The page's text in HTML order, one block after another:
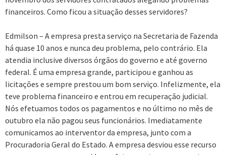
financeiros. Como ficou a situação desses servidores?
Edmilson – A empresa presta serviço na Secretaria de Fazenda
há quase 10 anos e nunca deu problema, pelo contrário. Ela
atendia inclusive diversos órgãos do governo e até governo
federal. É uma empresa grande, participou e ganhou as
licitações e sempre prestou um bom serviço. Infelizmente, ela
teve problema financeiro e entrou em recuperação judicial.
Nós efetuamos todos os pagamentos e no último no mês de
outubro ela não pagou seus funcionários. Imediatamente
comunicamos ao interventor da empresa, junto com a
Procuradoria Geral do Estado. A empresa desviou esse recurso